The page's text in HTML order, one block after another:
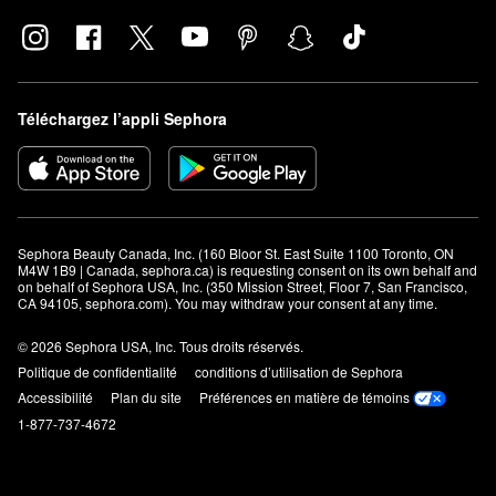
Téléchargez l’appli Sephora
Sephora Beauty Canada, Inc. (160 Bloor St. East Suite 1100 Toronto, ON
M4W 1B9 | Canada, sephora.ca) is requesting consent on its own behalf and
on behalf of Sephora USA, Inc. (350 Mission Street, Floor 7, San Francisco,
CA 94105, sephora.com). You may withdraw your consent at any time.
© 2026 Sephora USA, Inc. Tous droits réservés.
Politique de confidentialité
conditions d’utilisation de Sephora
Accessibilité
Plan du site
Préférences en matière de témoins
1-877-737-4672